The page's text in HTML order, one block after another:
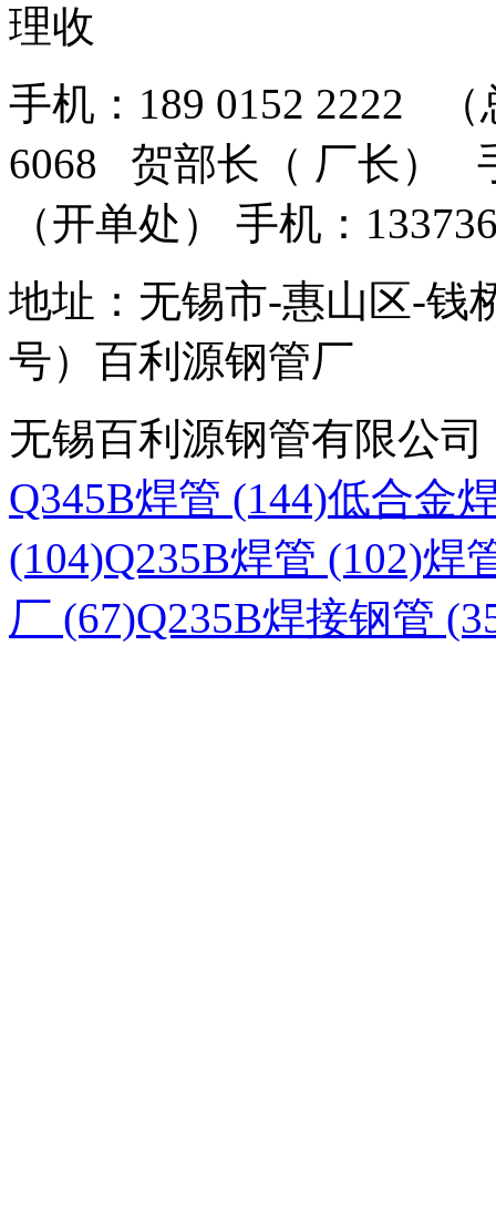
理收
手机：189 0152 2222
6068 贺部长（ 厂长）
（开单处） 手机：
地址：无锡市-惠山区-钱
号）百利源钢管厂
无锡百利源钢管有限公
Q345B焊管 (144)低合金
(104)Q235B焊管 (102)焊
厂 (67)Q235B焊接钢管